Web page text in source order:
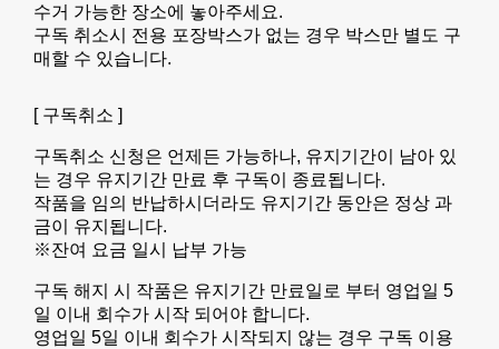
수거 가능한 장소에 놓아주세요.
구독 취소시 전용 포장박스가 없는 경우 박스만 별도 구
매할 수 있습니다.
[ 구독취소 ]
구독취소 신청은 언제든 가능하나, 유지기간이 남아 있
는 경우 유지기간 만료 후 구독이 종료됩니다.
작품을 임의 반납하시더라도 유지기간 동안은 정상 과
금이 유지됩니다.
※잔여 요금 일시 납부 가능
구독 해지 시 작품은 유지기간 만료일로 부터 영업일 5
일 이내 회수가 시작 되어야 합니다.
영업일 5일 이내 회수가 시작되지 않는 경우 구독 이용